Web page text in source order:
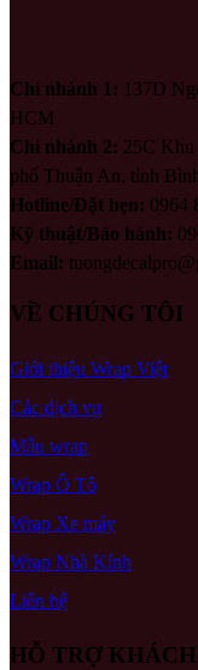
Chi nhánh 1: 137D
HCM
Chi nhánh 2: 25C Khu
phố Thuận An, tỉnh
Hotline/Đặt hẹn: 0964
Kỹ thuật/Bảo hành:
Email:
VỀ CHÚNG TÔI
Giới thiệu Wrap Việt
Các dịch vụ
Mẫu wrap
Wrap Ô Tô
Wrap Xe máy
Wrap Nhà Kính
Liên hệ
HỖ TRỢ